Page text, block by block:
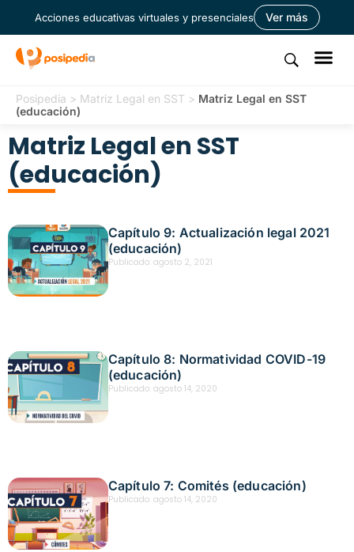
Acciones educativas virtuales y presenciales Ver más
Posipedia > Matriz Legal en SST > Matriz Legal en SST
(educación)
Matriz Legal en SST
(educación)
Capítulo 9: Actualización legal 2021
(educación)
Publicado: agosto 2, 2021
Capítulo 8: Normatividad COVID-19
(educación)
Publicado: agosto 14, 2020
Capítulo 7: Comités (educación)
Publicado: agosto 14, 2020